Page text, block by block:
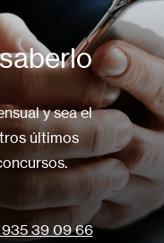
y sea el
últimos
39 09 66